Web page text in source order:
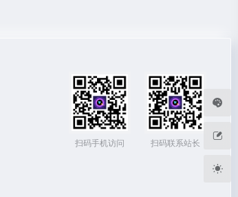
扫码手机访问 扫码联系站长